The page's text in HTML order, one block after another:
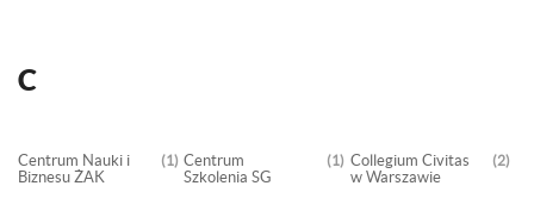
C
Centrum Nauki i
Biznesu ŻAK
1
Centrum
Szkolenia SG
1
Collegium Civitas
w Warszawie
2